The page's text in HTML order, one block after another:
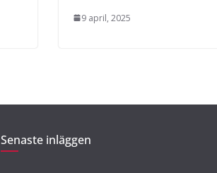
9 april, 2025
Senaste inläggen